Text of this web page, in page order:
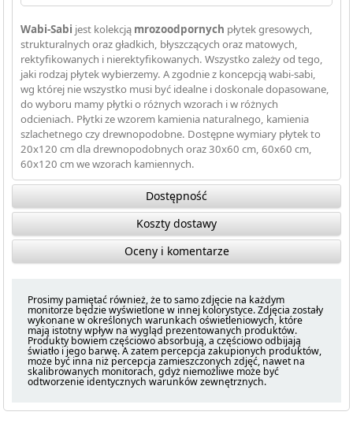
Wabi-Sabi jest kolekcją mrozoodpornych płytek gresowych,
strukturalnych oraz gładkich, błyszczących oraz matowych,
rektyfikowanych i nierektyfikowanych. Wszystko zależy od tego,
jaki rodzaj płytek wybierzemy. A zgodnie z koncepcją wabi-sabi,
wg której nie wszystko musi być idealne i doskonale dopasowane,
do wyboru mamy płytki o różnych wzorach i w różnych
odcieniach. Płytki ze wzorem kamienia naturalnego, kamienia
szlachetnego czy drewnopodobne. Dostępne wymiary płytek to
20x120 cm dla drewnopodobnych oraz 30x60 cm, 60x60 cm,
60x120 cm we wzorach kamiennych.
Dostępność
Koszty dostawy
Oceny i komentarze
Prosimy pamiętać również, że to samo zdjęcie na każdym
monitorze będzie wyświetlone w innej kolorystyce. Zdjęcia zostały
wykonane w określonych warunkach oświetleniowych, które
mają istotny wpływ na wygląd prezentowanych produktów.
Produkty bowiem częściowo absorbują, a częściowo odbijają
światło i jego barwę. A zatem percepcja zakupionych produktów,
może być inna niż percepcja zamieszczonych zdjęć, nawet na
skalibrowanych monitorach, gdyż niemożliwe może być
odtworzenie identycznych warunków zewnętrznych.